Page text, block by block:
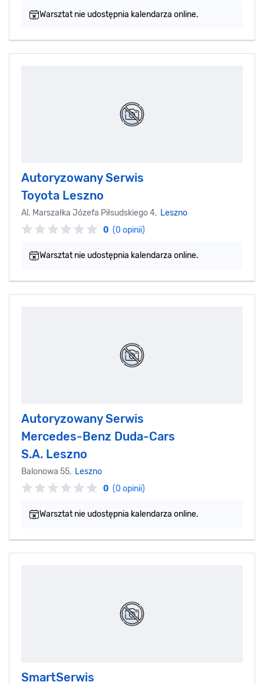
Warsztat nie udostępnia kalendarza online.
Autoryzowany Serwis
Toyota Leszno
Al. Marszałka Józefa Piłsudskiego 4, Leszno
0 (0 opinii)
Warsztat nie udostępnia kalendarza online.
Autoryzowany Serwis
Mercedes-Benz Duda-Cars
S.A. Leszno
Balonowa 55, Leszno
0 (0 opinii)
Warsztat nie udostępnia kalendarza online.
SmartSerwis